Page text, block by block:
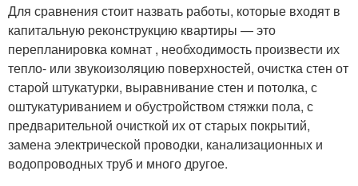
Для сравнения стоит назвать работы, которые входят в
капитальную реконструкцию квартиры — это
перепланировка комнат , необходимость произвести их
тепло- или звукоизоляцию поверхностей, очистка стен от
старой штукатурки, выравнивание стен и потолка, с
оштукатуриванием и обустройством стяжки пола, с
предварительной очисткой их от старых покрытий,
замена электрической проводки, канализационных и
водопроводных труб и много другое.